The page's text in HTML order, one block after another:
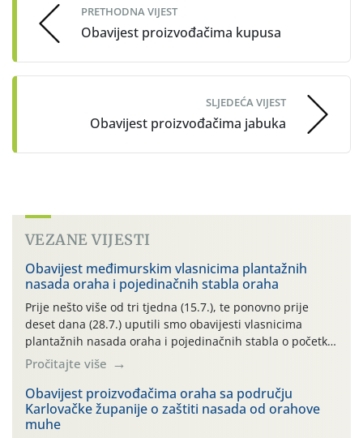
PRETHODNA VIJEST
Obavijest proizvođačima kupusa
SLJEDEĆA VIJEST
Obavijest proizvođačima jabuka
VEZANE VIJESTI
Obavijest međimurskim vlasnicima plantažnih
nasada oraha i pojedinačnih stabla oraha
Prije nešto više od tri tjedna (15.7.), te ponovno prije
deset dana (28.7.) uputili smo obavijesti vlasnicima
plantažnih nasada oraha i pojedinačnih stabla o početku
leta i ovogodišnjoj potrebi usmjerenog suzbijanja
orahove muhe (Rhagoletis completa)! Već dvanaest dana
traje drugi ovogodišnji “toplinski udar”, koji naročito
izražen zadnja šest dana (31.7.-05.8.), jer najviše
temperature zraka svakodnevno […]
Pročitajte više
Obavijest proizvođačima oraha sa području
Karlovačke županije o zaštiti nasada od orahove
muhe